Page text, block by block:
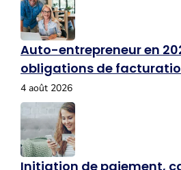
Auto-entrepreneur en
obligations de
4 août 2026
Initiation de paiement,